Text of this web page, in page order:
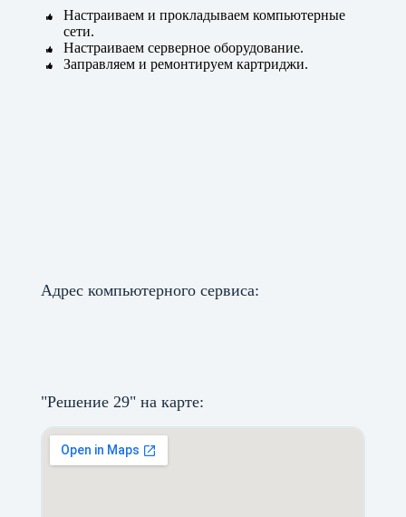
Настраиваем и прокладываем компьютерные
сети.
Настраиваем серверное оборудование.
Заправляем и ремонтируем картриджи.
Адрес компьютерного сервиса:
"Решение 29" на карте: